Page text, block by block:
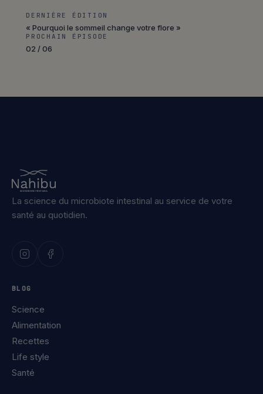
DERNIÈRE ÉDITION
« Pourquoi le sommeil change votre flore »
PROCHAIN ÉPISODE
02 / 06
La science du microbiote intestinal au service de votre
santé au quotidien.
BLOG
Science
Alimentation
Recettes
Life style
Santé